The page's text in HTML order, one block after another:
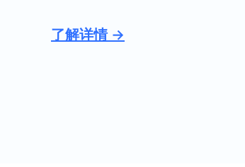
了解详情 →